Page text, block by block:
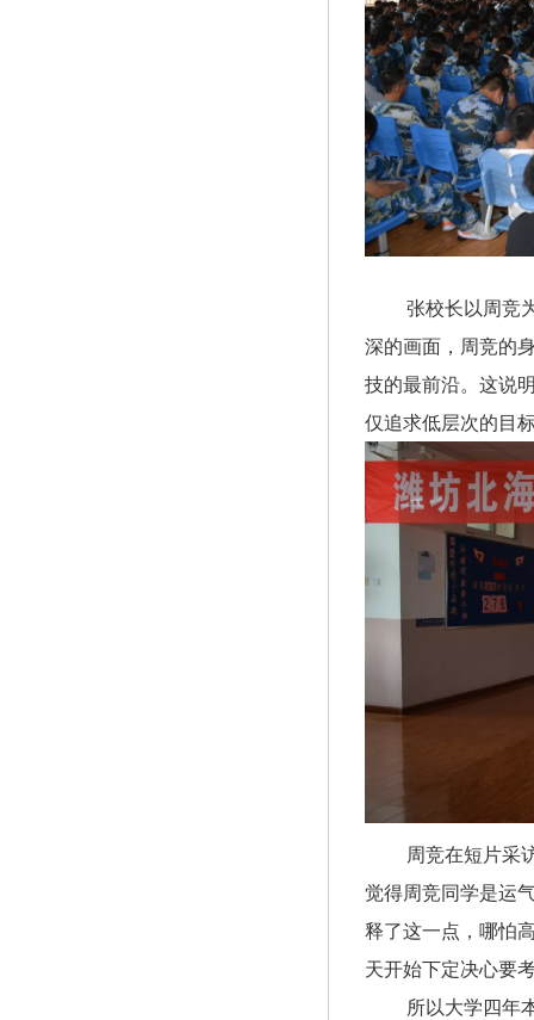
张校长以周竞为
深的画面，周竞的
技的最前沿。这说
仅追求低层次的目
周竞在短片采访
觉得周竞同学是运
释了这一点，哪怕
天开始下定决心要
所以大学四年本